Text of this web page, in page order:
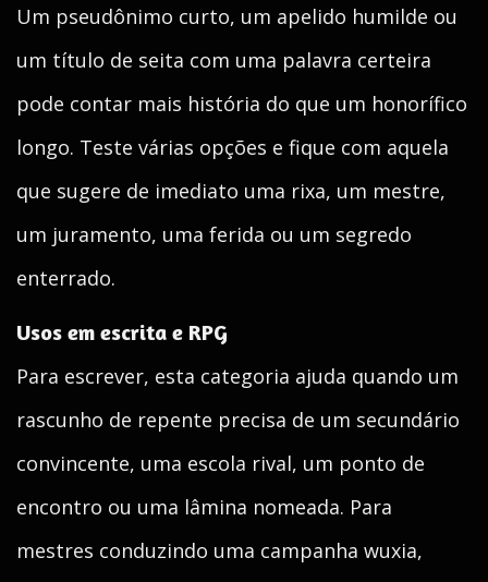
Um pseudônimo curto, um apelido humilde ou
um título de seita com uma palavra certeira
pode contar mais história do que um honorífico
longo. Teste várias opções e fique com aquela
que sugere de imediato uma rixa, um mestre,
um juramento, uma ferida ou um segredo
enterrado.
Usos em escrita e RPG
Para escrever, esta categoria ajuda quando um
rascunho de repente precisa de um secundário
convincente, uma escola rival, um ponto de
encontro ou uma lâmina nomeada. Para
mestres conduzindo uma campanha wuxia,